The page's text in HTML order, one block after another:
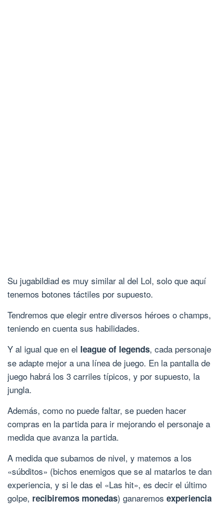
Su jugabildiad es muy similar al del Lol, solo que aquí
tenemos botones táctiles por supuesto.
Tendremos que elegir entre diversos héroes o champs,
teniendo en cuenta sus habilidades.
Y al igual que en el league of legends, cada personaje
se adapte mejor a una línea de juego. En la pantalla de
juego habrá los 3 carriles típicos, y por supuesto, la
jungla.
Además, como no puede faltar, se pueden hacer
compras en la partida para ir mejorando el personaje a
medida que avanza la partida.
A medida que subamos de nivel, y matemos a los
«súbditos» (bichos enemigos que se al matarlos te dan
experiencia, y si le das el «Las hit», es decir el último
golpe, recibiremos monedas) ganaremos experiencia